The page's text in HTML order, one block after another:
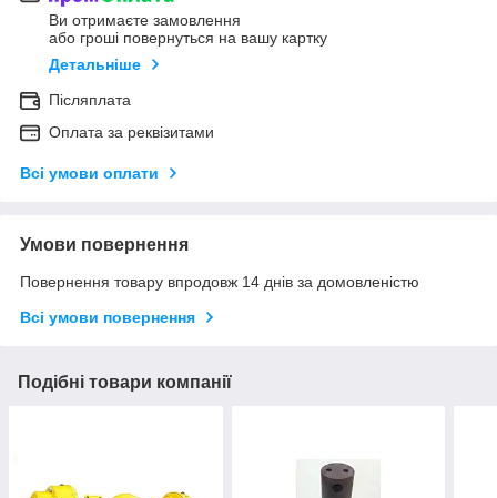
Ви отримаєте замовлення
або гроші повернуться на вашу картку
Детальніше
Післяплата
Оплата за реквізитами
Всі умови оплати
Умови повернення
Повернення товару впродовж 14 днів за домовленістю
Всі умови повернення
Подібні товари компанії